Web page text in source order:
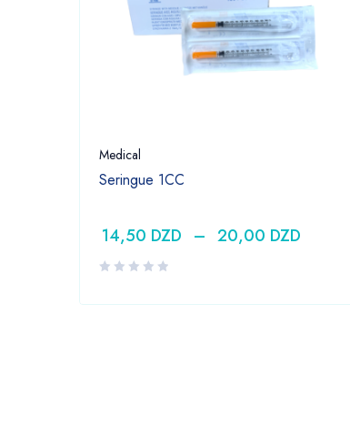
Medical
Seringue 1CC
14,50 DZD – 20,00 DZD